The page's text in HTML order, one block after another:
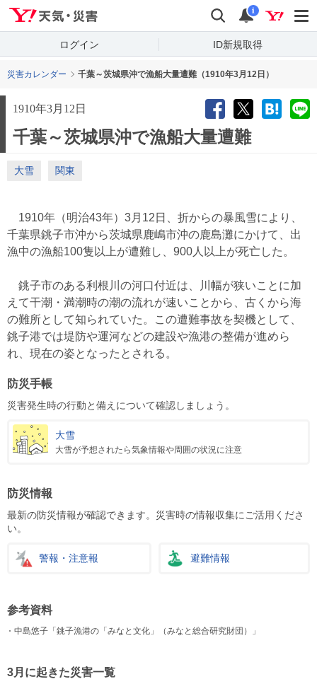
検索 通知
i
ログイン ID新規取得
災害カレンダー 千葉～茨城県沖で漁船大量遭難（1910年3月12日）
1910年3月12日
千葉～茨城県沖で漁船大量遭難
大雪 関東
1910年（明治43年）3月12日、折からの暴風雪により、
千葉県銚子市沖から茨城県鹿嶋市沖の鹿島灘にかけて、出
漁中の漁船100隻以上が遭難し、900人以上が死亡した。
銚子市のある利根川の河口付近は、川幅が狭いことに加
えて干潮・満潮時の潮の流れが速いことから、古くから海
の難所として知られていた。この遭難事故を契機として、
銚子港では堤防や運河などの建設や漁港の整備が進めら
れ、現在の姿となったとされる。
防災手帳
災害発生時の行動と備えについて確認しましょう。
大雪
大雪が予想されたら気象情報や周囲の状況に注意
防災情報
最新の防災情報が確認できます。災害時の情報収集にご活用くださ
い。
警報・注意報 避難情報
参考資料
中島悠子「銚子漁港の「みなと文化」（みなと総合研究財団）」
3月に起きた災害一覧